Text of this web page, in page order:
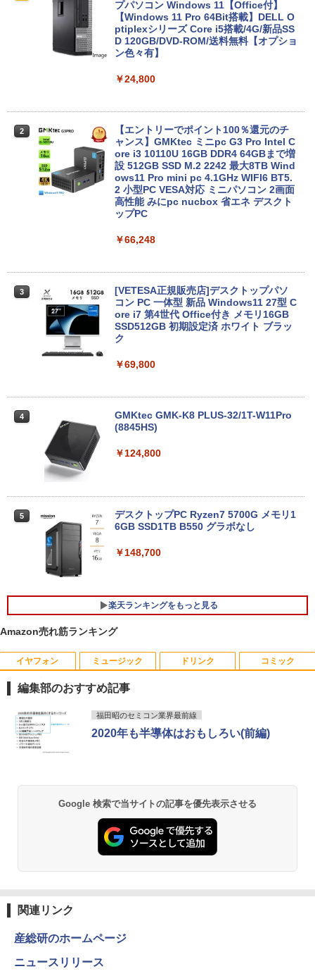
7+ 12.3インチ メモリ 8GB SSD256GB
第7世代Core-i5 2.6GHz 2K解像度 2736
x 1824 タッチパネル Office付き/カメラ/
HDMI / Windows 11 Pro 中古タブレット
PC /ノートパソコン 2in1 中古 タブレッ
【マラソンセール期間中ポイント5倍】中
古ノートパソコン 第11世代 Core i5 メモ
リ16GB M.2 SSD256GB 13.3インチ フ
ルHD ノングレア Webカメラ 無線LAN
Wi-Fi Bluetooth Windows11 東芝 dyna
book G83/HS 初期設定済 すぐ使える 90
日保証 送料無料
￥29,980
3
【マラソン値引中！ 当日出荷！】ノート
パソコン 新品 15.6インチ パソコン ノー
トPC CPU Intel Pentium GOLD 6500Y
メモリ12GB SSD 256GB 15インチ フル
HD HDMI USB3.0 WEBカメラ 無線LAN
ボード 新生活 事務 学生 初心者 NC15J
古ノートパソコン 第8世代 Core i5 メモ
定済 すぐ使える 90日保証 送料無料
￥32,980
B 14インチ フルHD Windows11 Pro 4Q
8U2EC#ABJ 1年保証 Bランク ノートパ
コン 16gbメモリ 256gb ssd windows1
4型
￥47,800
プパソコン Windows 11【Office付】
【Windows 11 Pro 64Bit搭載】DELL O
ptiplexシリーズ Core i5搭載/4G/新品SS
D 120GB/DVD-ROM/送料無料【オプショ
ン色々有】
￥24,800
2
【エントリーでポイント100％還元のチ
ャンス】GMKtec ミニpc G3 Pro Intel C
ore i3 10110U 16GB DDR4 64GBまで増
設 512GB SSD M.2 2242 最大8TB Wind
ows11 Pro mini pc 4.1GHz WIFI6 BT5.
2 小型PC VESA対応 ミニパソコン 2画面
高性能 みにpc nucbox 省エネ デスクト
ップPC
￥66,248
3
[VETESA正規販売店]デスクトップパソ
コン PC 一体型 新品 Windows11 27型 C
ore i7 第4世代 Office付き メモリ16GB
SSD512GB 初期設定済 ホワイト ブラッ
ク
￥69,800
4
GMKtec GMK-K8 PLUS-32/1T-W11Pro
(8845HS)
￥124,800
5
デスクトップPC Ryzen7 5700G メモリ1
6GB SSD1TB B550 グラボなし
￥148,700
楽天ランキングをもっと見る
1
【マラソンセール期間中ポイント5倍】中
古モニター 17インチ スクエア 店長おま
かせ VGA / DVI ケーブル付き サブモニタ
日保証 送料無料
￥2,980
ッチ選択】 モバイルモニター 15.6インチ
ノングレア 非光沢 1080PフルHD コスパ
高画質 デュアルモニター サブモニター
ポータブルモニター ゲーミングモニター
リモートワーク IPS Tpye-C/mini HDMI
3
【公式・メーカー直販・送料無料】モニ
1
独身貴族は異世界を謳歌する 〜結婚し
ない男の優雅なおひとりさまライフ〜
（8） 【電子書籍】[ 駒鳥ひわ ]
￥792
￥792
4
Amazon売れ筋ランキング
イヤフォン
Anker Soundcore P40i オフホワイト
￥7,990
Anker Soundcore P31i ブラック
￥5,990
ミュージック
BRUCE WAYNE feat. Flo Milli, ATL Jacob
BRUCE WAYNE feat. Flo Milli, ATL Jacob
￥250
ドリンク
【Amazon.co.jp限定】 い・ろ・は・す 2L P
by Amazon 天然水 ラベルレス 500ml ×24本
ウォーター ペットボトル 静岡県産 500ミリリ
ットル (Smart Basic)
コミック
薬屋のひとりごと 17巻 (デジタル版ビッグガ
異世界居酒屋「のぶ」(22) (角川コミックス・
￥832
編集部のおすすめ記事
福田昭のセミコン業界最前線
2020年も半導体はおもしろい(前編)
Google 検索で当サイトの記事を優先表示させる
関連リンク
産総研のホームページ
ニュースリリース